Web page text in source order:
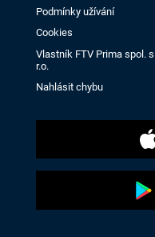
Podmínky užívání
Cookies
Vlastník FTV Prima spol. s
r.o.
Nahlásit chybu